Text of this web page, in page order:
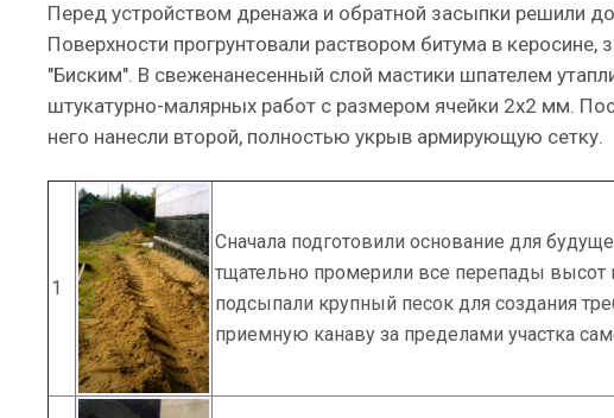
Перед устройством дренажа и обратной засыпки решили
Поверхности прогрунтовали раствором битума в
"Биским". В свеженанесенный слой мастики шпателем
штукатурно-малярных работ с размером ячейки 2х2 мм.
него нанесли второй, полностью укрыв армирующую сетку.
1
Сначала подготовили основание для
тщательно промерили все перепады
подсыпали крупный песок для создания
приемную канаву за пределами участка